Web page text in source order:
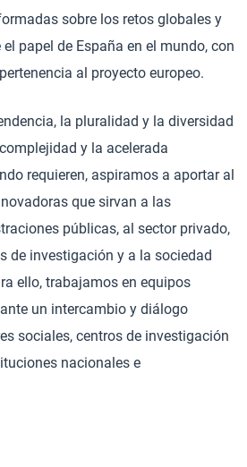
sobre los retos globales y
papel de España en el mundo, con
al proyecto europeo.
la pluralidad y la diversidad
y la acelerada
requieren, aspiramos a aportar al
que sirvan a las
públicas, al sector privado,
de investigación y a la sociedad
ello, trabajamos en equipos
un intercambio y diálogo
sociales, centros de investigación
nacionales e